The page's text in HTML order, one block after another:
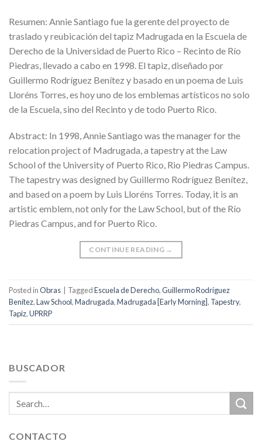
Resumen: Annie Santiago fue la gerente del proyecto de
traslado y reubicación del tapiz Madrugada en la Escuela de
Derecho de la Universidad de Puerto Rico – Recinto de Río
Piedras, llevado a cabo en 1998. El tapiz, diseñado por
Guillermo Rodríguez Benítez y basado en un poema de Luis
Lloréns Torres, es hoy uno de los emblemas artísticos no solo
de la Escuela, sino del Recinto y de todo Puerto Rico.
Abstract: In 1998, Annie Santiago was the manager for the
relocation project of Madrugada, a tapestry at the Law
School of the University of Puerto Rico, Rio Piedras Campus.
The tapestry was designed by Guillermo Rodríguez Benítez,
and based on a poem by Luis Lloréns Torres. Today, it is an
artistic emblem, not only for the Law School, but of the Río
Piedras Campus, and for Puerto Rico.
CONTINUE READING →
Posted inObras TaggedEscuela de Derecho,Guillermo Rodríguez
Benítez,Law School,Madrugada,Madrugada [Early Morning], Tapestry,
Tapiz,UPRRP
BUSCADOR
CONTACTO